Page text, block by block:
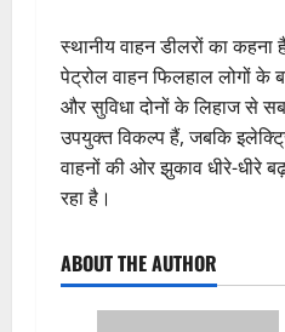
स्थानीय वाहन डीलरों का कहना
पेट्रोल वाहन फिलहाल लोगों के
और सुविधा दोनों के लिहाज से
उपयुक्त विकल्प हैं, जबकि
वाहनों की ओर झुकाव धीरे-धीरे
रहा है।
ABOUT THE AUTHOR